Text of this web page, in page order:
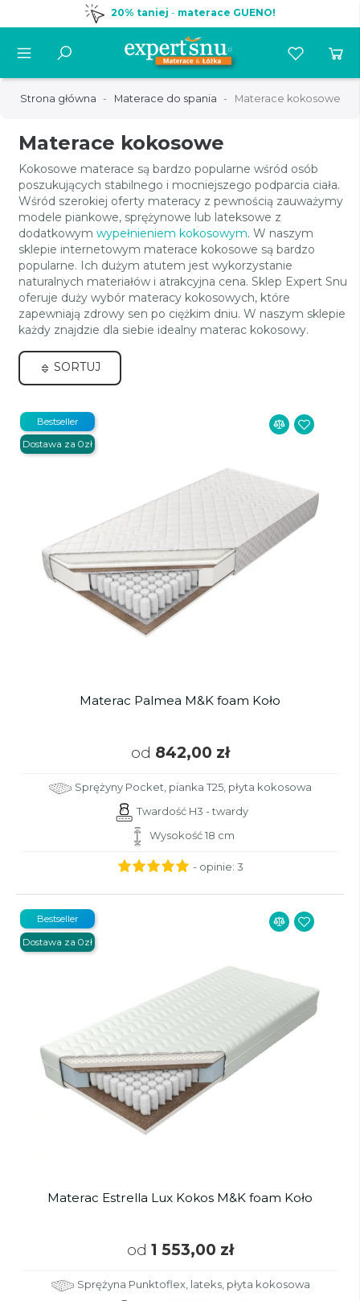
20% taniej - materace GUENO!
Strona główna Materace do spania Materace kokosowe
Materace kokosowe
Kokosowe materace są bardzo popularne wśród osób
poszukujących stabilnego i mocniejszego podparcia ciała.
Wśród szerokiej oferty materacy z pewnością zauważymy
modele piankowe, sprężynowe lub lateksowe z
dodatkowym wypełnieniem kokosowym. W naszym
sklepie internetowym materace kokosowe są bardzo
popularne. Ich dużym atutem jest wykorzystanie
naturalnych materiałów i atrakcyjna cena. Sklep Expert Snu
oferuje duży wybór materacy kokosowych, które
zapewniają zdrowy sen po ciężkim dniu. W naszym sklepie
każdy znajdzie dla siebie idealny materac kokosowy.
SORTUJ
Materac Palmea M&K foam Koło
od 842,00 zł
Sprężyny Pocket, pianka T25, płyta kokosowa
Twardość H3 - twardy
Wysokość 18 cm
Bestseller
Dostawa za 0zł
- opinie: 3
Materac Estrella Lux Kokos M&K foam Koło
od 1 553,00 zł
Sprężyna Punktoflex, lateks, płyta kokosowa
Bestseller
Dostawa za 0zł